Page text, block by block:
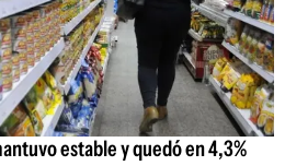
estable y quedó en 4,3%